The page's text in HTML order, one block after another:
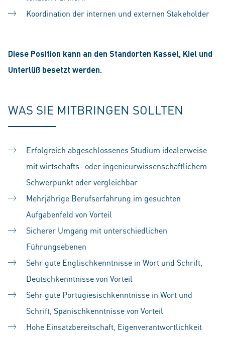
Koordination der internen und externen Stakeholder
Diese Position kann an den Standorten Kassel, Kiel und
Unterlüß besetzt werden.
WAS SIE MITBRINGEN SOLLTEN
Erfolgreich abgeschlossenes Studium idealerweise
mit wirtschafts- oder ingenieurwissenschaftlichem
Schwerpunkt oder vergleichbar
Mehrjährige Berufserfahrung im gesuchten
Aufgabenfeld von Vorteil
Sicherer Umgang mit unterschiedlichen
Führungsebenen
Sehr gute Englischkenntnisse in Wort und Schrift,
Deutschkenntnisse von Vorteil
Sehr gute Portugiesischkenntnisse in Wort und
Schrift, Spanischkenntnisse von Vorteil
Hohe Einsatzbereitschaft, Eigenverantwortlichkeit